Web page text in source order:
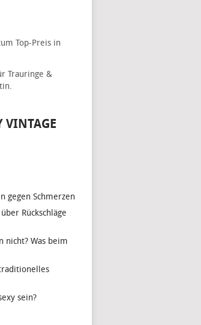
Top-Preis in
Trauringe &
VINTAGE
gegen Schmerzen
Rückschläge
nicht? Was beim
sein?